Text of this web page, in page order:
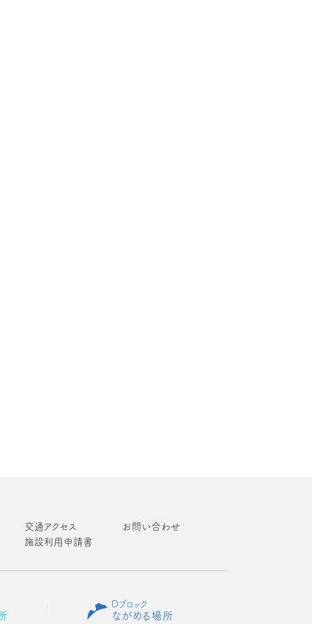
交通アクセス
お問い合わせ
施設利用申請書
Dブロック
ながめる場所